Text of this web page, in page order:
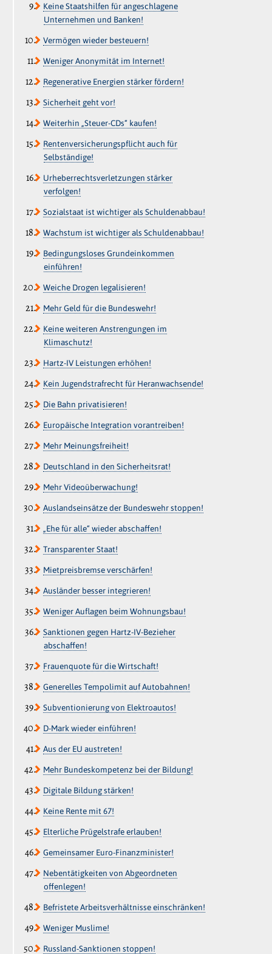
Keine Staatshilfen für angeschlagene
Unternehmen und Banken!
Vermögen wieder besteuern!
Weniger Anonymität im Internet!
Regenerative Energien stärker fördern!
Sicherheit geht vor!
Weiterhin „Steuer-CDs“ kaufen!
Rentenversicherungspflicht auch für
Selbständige!
Urheberrechtsverletzungen stärker
verfolgen!
Sozialstaat ist wichtiger als Schuldenabbau!
Wachstum ist wichtiger als Schuldenabbau!
Bedingungsloses Grundeinkommen
einführen!
Weiche Drogen legalisieren!
Mehr Geld für die Bundeswehr!
Keine weiteren Anstrengungen im
Klimaschutz!
Hartz-IV Leistungen erhöhen!
Kein Jugendstrafrecht für Heranwachsende!
Die Bahn privatisieren!
Europäische Integration vorantreiben!
Mehr Meinungsfreiheit!
Deutschland in den Sicherheitsrat!
Mehr Videoüberwachung!
Auslandseinsätze der Bundeswehr stoppen!
„Ehe für alle“ wieder abschaffen!
Transparenter Staat!
Mietpreisbremse verschärfen!
Ausländer besser integrieren!
Weniger Auflagen beim Wohnungsbau!
Sanktionen gegen Hartz-IV-Bezieher
abschaffen!
Frauenquote für die Wirtschaft!
Generelles Tempolimit auf Autobahnen!
Subventionierung von Elektroautos!
D-Mark wieder einführen!
Aus der EU austreten!
Mehr Bundeskompetenz bei der Bildung!
Digitale Bildung stärken!
Keine Rente mit 67!
Elterliche Prügelstrafe erlauben!
Gemeinsamer Euro-Finanzminister!
Nebentätigkeiten von Abgeordneten
offenlegen!
Befristete Arbeitsverhältnisse einschränken!
Weniger Muslime!
Russland-Sanktionen stoppen!